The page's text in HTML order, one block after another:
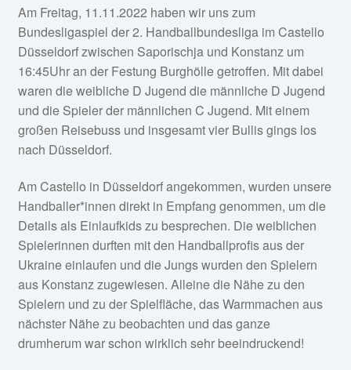
Am Freitag, 11.11.2022 haben wir uns zum
Bundesligaspiel der 2. Handballbundesliga im Castello
Düsseldorf zwischen Saporischja und Konstanz um
16:45Uhr an der Festung Burghölle getroffen. Mit dabei
waren die weibliche D Jugend die männliche D Jugend
und die Spieler der männlichen C Jugend. Mit einem
großen Reisebuss und insgesamt vier Bullis gings los
nach Düsseldorf.
Am Castello in Düsseldorf angekommen, wurden unsere
Handballer*innen direkt in Empfang genommen, um die
Details als Einlaufkids zu besprechen. Die weiblichen
Spielerinnen durften mit den Handballprofis aus der
Ukraine einlaufen und die Jungs wurden den Spielern
aus Konstanz zugewiesen. Alleine die Nähe zu den
Spielern und zu der Spielfläche, das Warmmachen aus
nächster Nähe zu beobachten und das ganze
drumherum war schon wirklich sehr beeindruckend!